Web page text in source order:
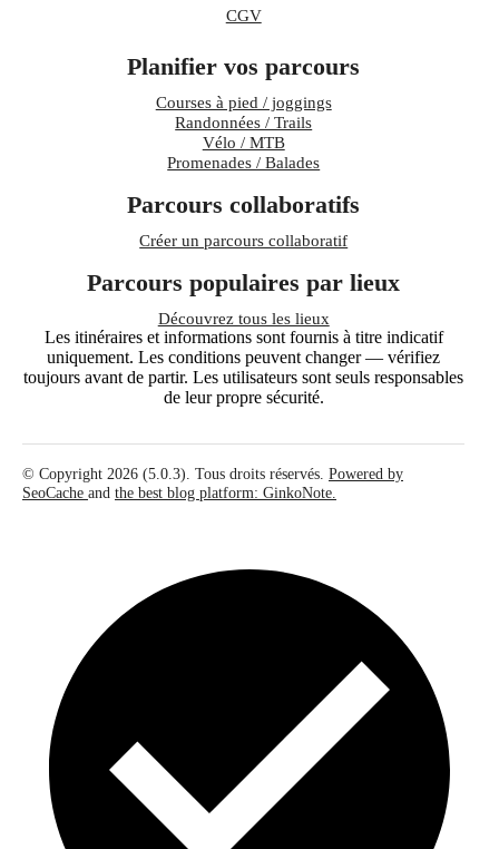
CGV
Planifier vos parcours
Courses à pied / joggings
Randonnées / Trails
Vélo / MTB
Promenades / Balades
Parcours collaboratifs
Créer un parcours collaboratif
Parcours populaires par lieux
Découvrez tous les lieux
Les itinéraires et informations sont fournis à titre indicatif
uniquement. Les conditions peuvent changer — vérifiez
toujours avant de partir. Les utilisateurs sont seuls responsables
de leur propre sécurité.
© Copyright 2026 (5.0.3). Tous droits réservés. Powered by
SeoCache and the best blog platform: GinkoNote.